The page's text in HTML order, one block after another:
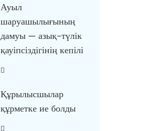
Ауыл
шаруашылығының
дамуы — азық-түлік
қауіпсіздігінің кепілі
Құрылысшылар
құрметке ие болды